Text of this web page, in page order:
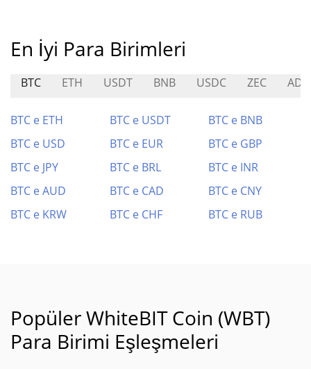
En İyi Para Birimleri
BTC ETH USDT BNB USDC ZEC ADA
BTC e ETH BTC e USDT
BTC e BNB
BTC e USD
BTC e EUR
BTC e GBP
BTC e JPY
BTC e BRL
BTC e INR
BTC e AUD
BTC e CAD
BTC e CNY
BTC e KRW
BTC e CHF BTC e RUB
Popüler WhiteBIT Coin (WBT)
Para Birimi Eşleşmeleri